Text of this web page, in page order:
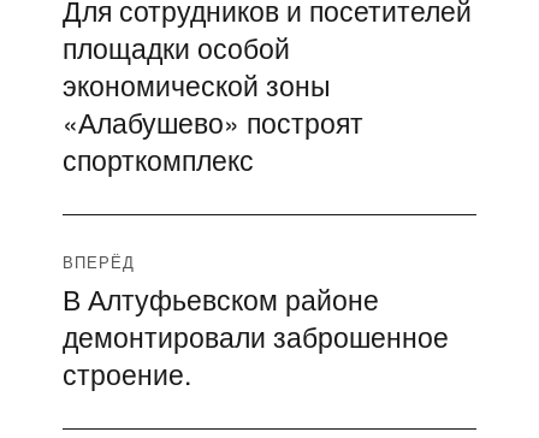
по
записям
Предыдущая
запись:
Для сотрудников и посетителей
площадки особой
экономической зоны
«Алабушево» построят
спорткомплекс
ВПЕРЁД
Следующая
запись:
В Алтуфьевском районе
демонтировали заброшенное
строение.